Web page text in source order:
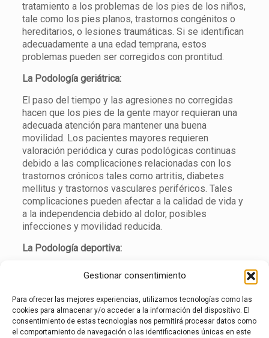
Gestionar consentimiento
Para ofrecer las mejores experiencias, utilizamos tecnologías como las
cookies para almacenar y/o acceder a la información del dispositivo. El
consentimiento de estas tecnologías nos permitirá procesar datos como
el comportamiento de navegación o las identificaciones únicas en este
tratamiento a los problemas de los pies de los niños,
tale como los pies planos, trastornos congénitos o
hereditarios, o lesiones traumáticas. Si se identifican
adecuadamente a una edad temprana, estos
problemas pueden ser corregidos con prontitud.
La Podología geriátrica:
El paso del tiempo y las agresiones no corregidas
hacen que los pies de la gente mayor requieran una
adecuada atención para mantener una buena
movilidad. Los pacientes mayores requieren
valoración periódica y curas podológicas continuas
debido a las complicaciones relacionadas con los
trastornos crónicos tales como artritis, diabetes
mellitus y trastornos vasculares periféricos. Tales
complicaciones pueden afectar a la calidad de vida y
a la independencia debido al dolor, posibles
infecciones y movilidad reducida.
La Podología deportiva:
Los Podólogos utilizan una variedad de
procedimientos para prevenir y/o tratar lesiones a
los atletas y aficionados, y para ayudar a optimizar el
ejercicio mientras se minimizan las lesiones.
La Podología Física: